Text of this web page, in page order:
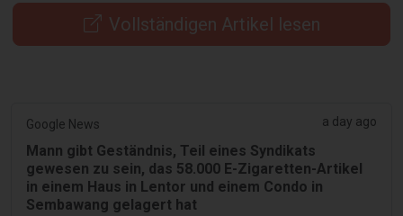
Vollständigen Artikel lesen
Google News a day ago
Mann gibt Geständnis, Teil eines Syndikats
gewesen zu sein, das 58.000 E-Zigaretten-Artikel
in einem Haus in Lentor und einem Condo in
Sembawang gelagert hat